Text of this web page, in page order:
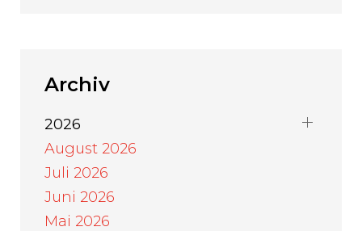
Archiv
2026
August 2026
Juli 2026
Juni 2026
Mai 2026